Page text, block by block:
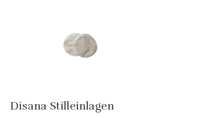
Disana Stilleinlagen